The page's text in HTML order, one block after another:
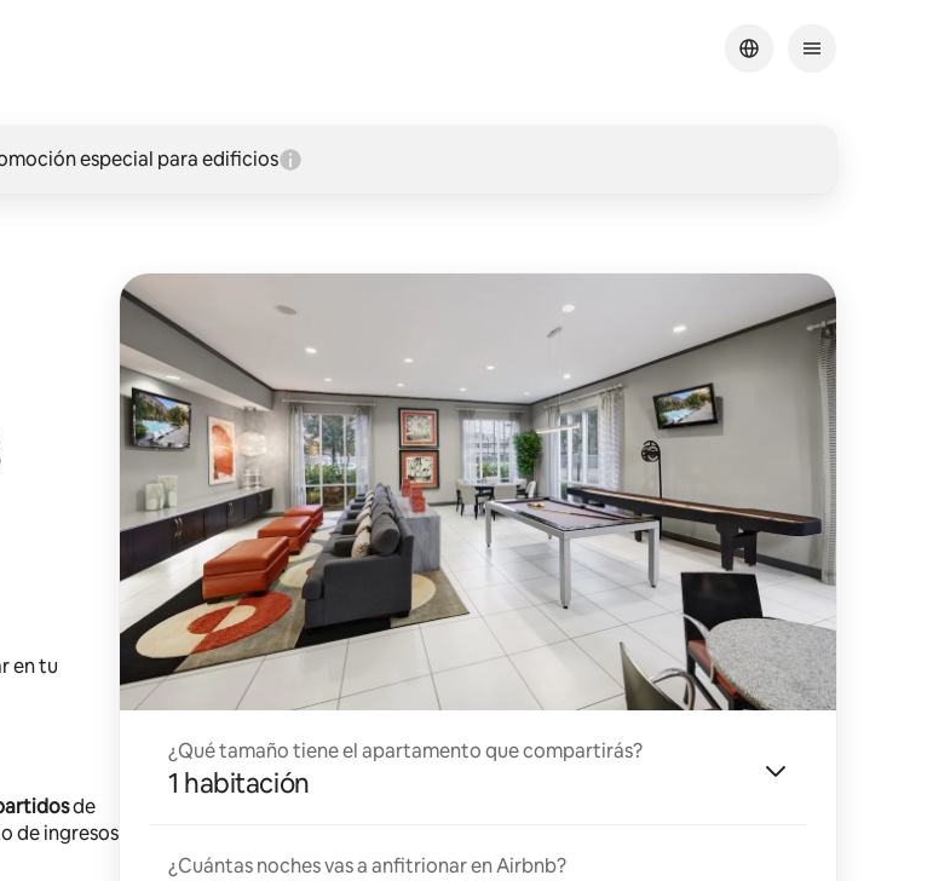
especial para edificios
en tu
de
de ingresos
¿Qué tamaño tiene el apartamento que compartirás?
1 habitación
¿Cuántas noches vas a anfitrionar en Airbnb?